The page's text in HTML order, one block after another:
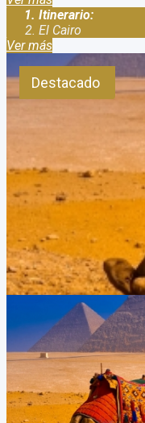
Itinerario:
El Cairo
Ver más
Destacado
Viajes a Egipto
Duración:
8Días7Noches